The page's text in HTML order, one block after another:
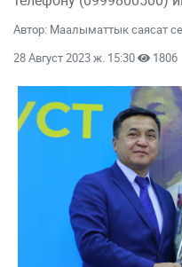
Автор: Маалыматтык саясат
28 Август 2023 ж. 15:30
1806